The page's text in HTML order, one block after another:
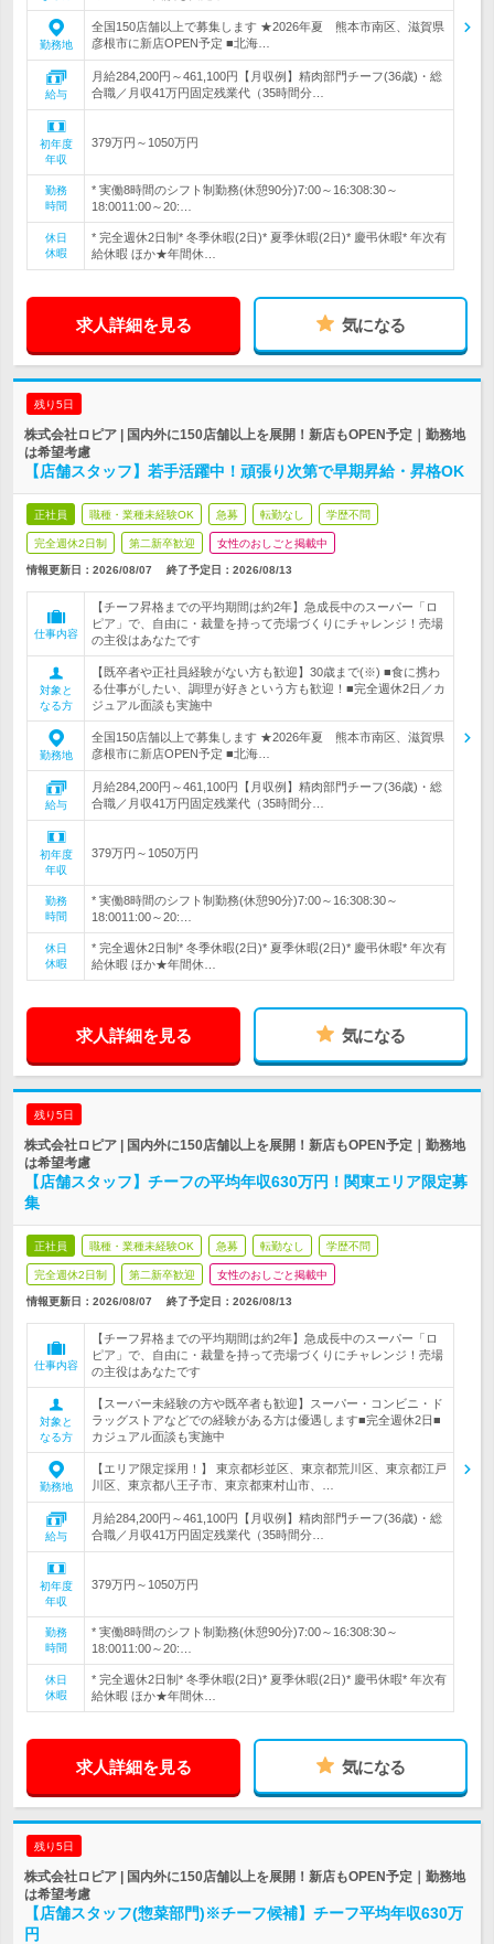
勤務地
全国150店舗以上で募集します ★2026年夏 熊本市南区、滋賀県
彦根市に新店OPEN予定 ■北海…
給与
月給284,200円～461,100円【月収例】精肉部門チーフ(36歳)・総
合職／月収41万円固定残業代（35時間分…
初年度
年収
379万円～1050万円
勤務
時間
* 実働8時間のシフト制勤務(休憩90分)7:00～16:308:30～
18:0011:00～20:…
休日
休暇
* 完全週休2日制* 冬季休暇(2日)* 夏季休暇(2日)* 慶弔休暇* 年次有
給休暇 ほか★年間休…
求人詳細を見る 気になる
残り5日
株式会社ロピア | 国内外に150店舗以上を展開！新店もOPEN予定｜勤務地
は希望考慮
【店舗スタッフ】若手活躍中！頑張り次第で早期昇給・昇格OK
正社員 職種・業種未経験OK 急募 転勤なし 学歴不問
完全週休2日制 第二新卒歓迎 女性のおしごと掲載中
情報更新日：2026/08/07 終了予定日： 2026/08/13
仕事内容
【チーフ昇格までの平均期間は約2年】急成長中のスーパー「ロ
ピア」で、自由に・裁量を持って売場づくりにチャレンジ！売場
の主役はあなたです
対象と
なる方
【既卒者や正社員経験がない方も歓迎】30歳まで(※) ■食に携わ
る仕事がしたい、調理が好きという方も歓迎！■完全週休2日／カ
ジュアル面談も実施中
勤務地
全国150店舗以上で募集します ★2026年夏 熊本市南区、滋賀県
彦根市に新店OPEN予定 ■北海…
給与
月給284,200円～461,100円【月収例】精肉部門チーフ(36歳)・総
合職／月収41万円固定残業代（35時間分…
初年度
年収
379万円～1050万円
勤務
時間
* 実働8時間のシフト制勤務(休憩90分)7:00～16:308:30～
18:0011:00～20:…
休日
休暇
* 完全週休2日制* 冬季休暇(2日)* 夏季休暇(2日)* 慶弔休暇* 年次有
給休暇 ほか★年間休…
求人詳細を見る 気になる
残り5日
株式会社ロピア | 国内外に150店舗以上を展開！新店もOPEN予定｜勤務地
は希望考慮
【店舗スタッフ】チーフの平均年収630万円！関東エリア限定募
集
正社員 職種・業種未経験OK 急募 転勤なし 学歴不問
完全週休2日制 第二新卒歓迎 女性のおしごと掲載中
情報更新日：2026/08/07 終了予定日： 2026/08/13
仕事内容
【チーフ昇格までの平均期間は約2年】急成長中のスーパー「ロ
ピア」で、自由に・裁量を持って売場づくりにチャレンジ！売場
の主役はあなたです
対象と
なる方
【スーパー未経験の方や既卒者も歓迎】スーパー・コンビニ・ド
ラッグストアなどでの経験がある方は優遇します■完全週休2日■
カジュアル面談も実施中
勤務地
【エリア限定採用！】 東京都杉並区、東京都荒川区、東京都江戸
川区、東京都八王子市、東京都東村山市、…
給与
月給284,200円～461,100円【月収例】精肉部門チーフ(36歳)・総
合職／月収41万円固定残業代（35時間分…
初年度
年収
379万円～1050万円
勤務
時間
* 実働8時間のシフト制勤務(休憩90分)7:00～16:308:30～
18:0011:00～20:…
休日
休暇
* 完全週休2日制* 冬季休暇(2日)* 夏季休暇(2日)* 慶弔休暇* 年次有
給休暇 ほか★年間休…
求人詳細を見る 気になる
残り5日
株式会社ロピア | 国内外に150店舗以上を展開！新店もOPEN予定｜勤務地
は希望考慮
【店舗スタッフ(惣菜部門)※チーフ候補】チーフ平均年収630万
円